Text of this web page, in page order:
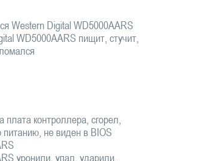
Western Digital WD5000AARS
WD5000AARS пищит, стучит,
плата контроллера, сгорел,
питанию, не виден в BIOS
уронили, упал, ударили,